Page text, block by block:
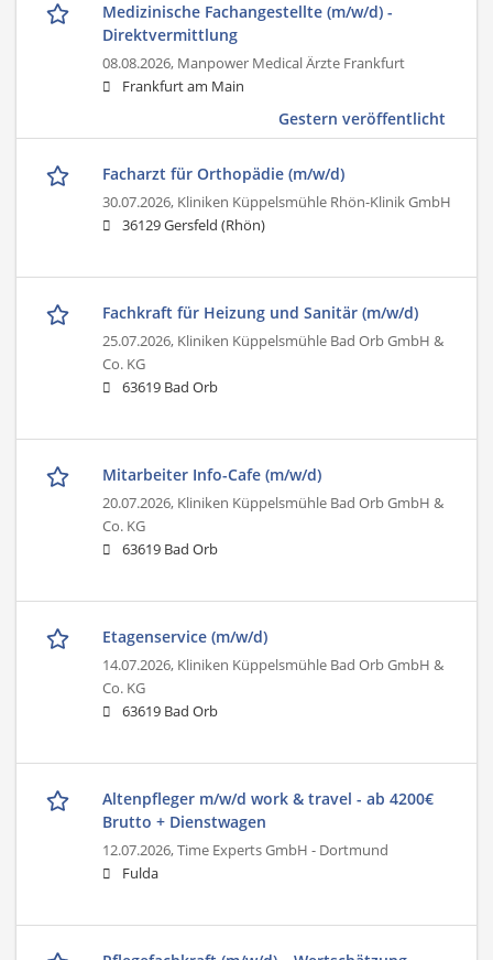
Medizinische Fachangestellte (m/w/d) -
Direktvermittlung
08.08.2026, Manpower Medical Ärzte Frankfurt
Frankfurt am Main
Gestern veröffentlicht
Facharzt für Orthopädie (m/w/d)
30.07.2026, Kliniken Küppelsmühle Rhön-Klinik GmbH
36129 Gersfeld (Rhön)
Fachkraft für Heizung und Sanitär (m/w/d)
25.07.2026, Kliniken Küppelsmühle Bad Orb GmbH &
Co. KG
63619 Bad Orb
Mitarbeiter Info-Cafe (m/w/d)
20.07.2026, Kliniken Küppelsmühle Bad Orb GmbH &
Co. KG
63619 Bad Orb
Etagenservice (m/w/d)
14.07.2026, Kliniken Küppelsmühle Bad Orb GmbH &
Co. KG
63619 Bad Orb
Altenpfleger m/w/d work & travel - ab 4200€
Brutto + Dienstwagen
12.07.2026,Time Experts GmbH - Dortmund
Fulda